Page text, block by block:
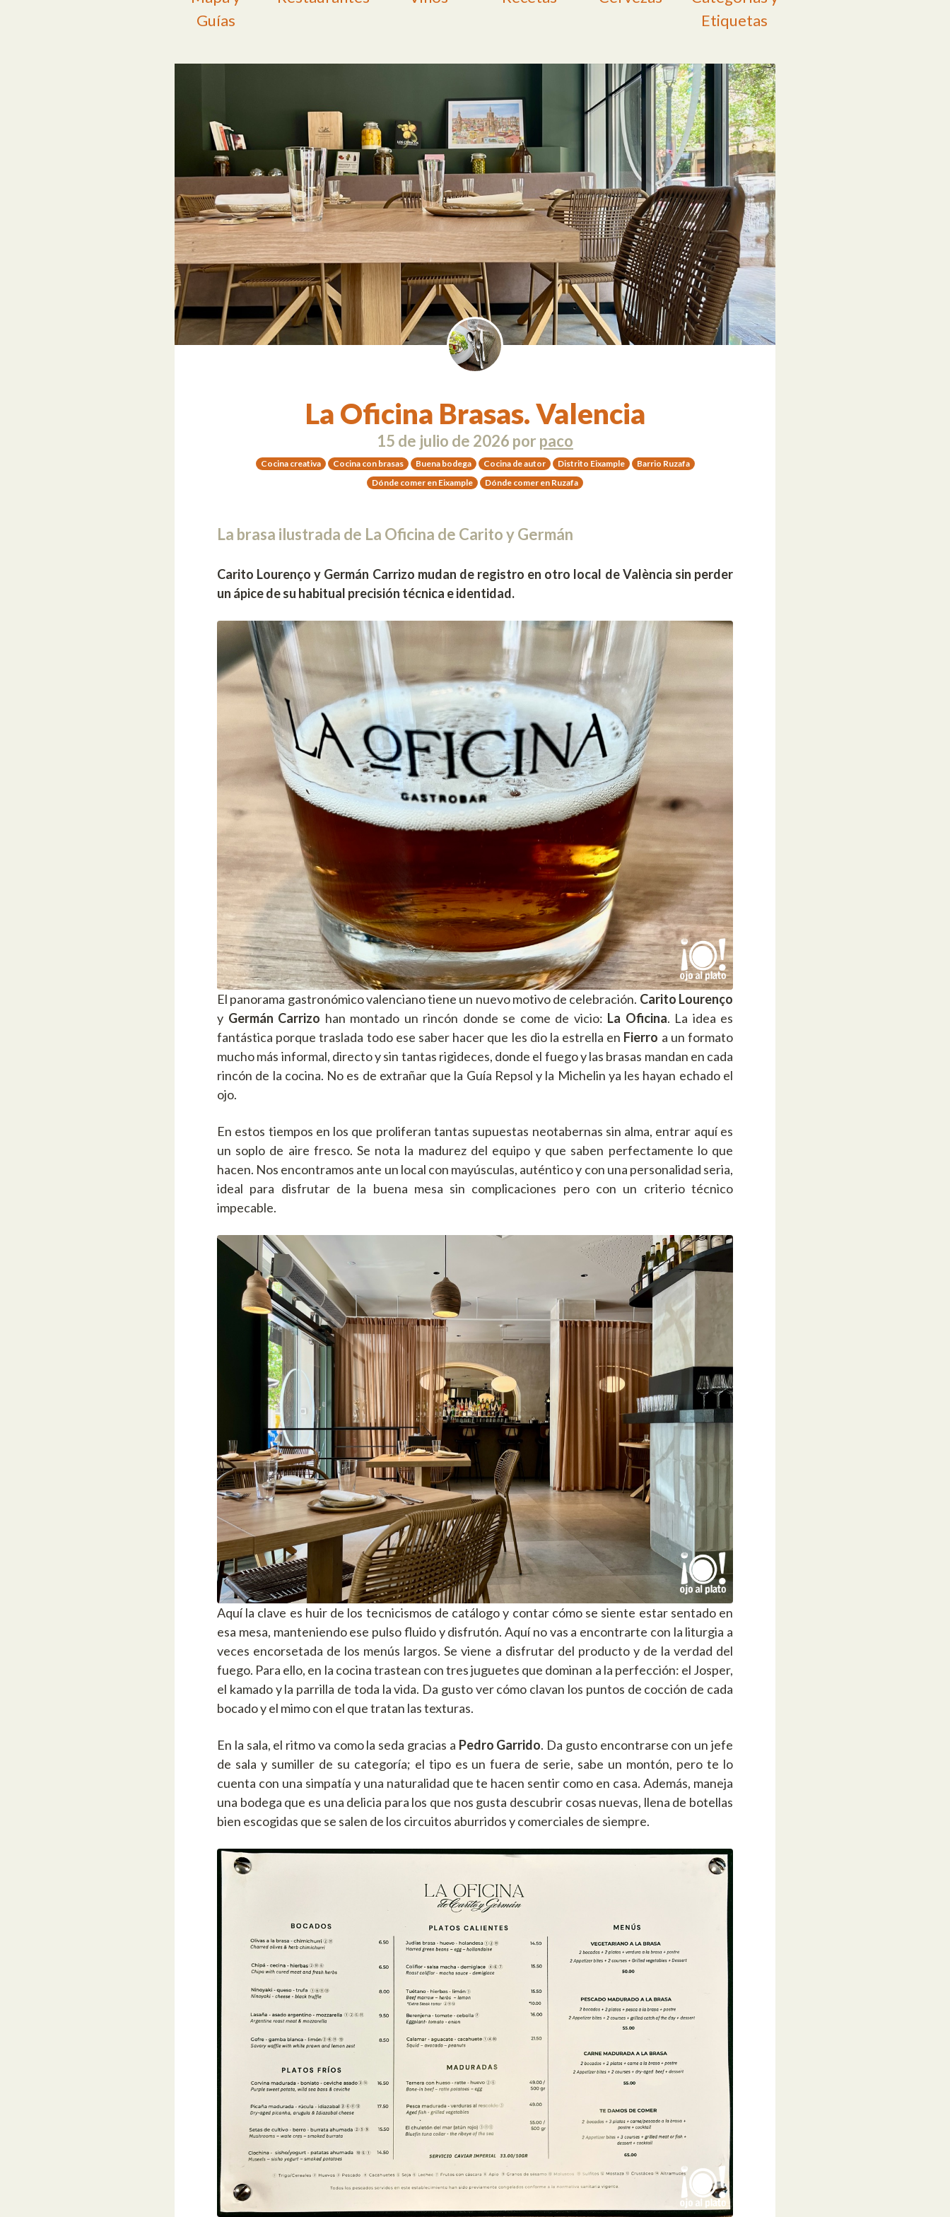
Guías
Etiquetas
La Oficina Brasas. Valencia
15 de julio de 2026 por paco
Cocina creativa Cocina con brasas Buena bodega Cocina de autor Distrito Eixample
Barrio Ruzafa
Dónde comer en Eixample
Dónde comer en Ruzafa
La brasa ilustrada de La Oficina de Carito y Germán
Carito Lourenço y Germán Carrizo mudan de registro en otro local de València sin perder
un ápice de su habitual precisión técnica e identidad.
El panorama gastronómico valenciano tiene un nuevo motivo de celebración. Carito Lourenço
y Germán Carrizo han montado un rincón donde se come de vicio: La Oficina. La idea es
fantástica porque traslada todo ese saber hacer que les dio la estrella en Fierro a un formato
mucho más informal, directo y sin tantas rigideces, donde el fuego y las brasas mandan en cada
rincón de la cocina. No es de extrañar que la Guía Repsol y la Michelin ya les hayan echado el
ojo.
En estos tiempos en los que proliferan tantas supuestas neotabernas sin alma, entrar aquí es
un soplo de aire fresco. Se nota la madurez del equipo y que saben perfectamente lo que
hacen. Nos encontramos ante un local con mayúsculas, auténtico y con una personalidad seria,
ideal para disfrutar de la buena mesa sin complicaciones pero con un criterio técnico
impecable.
Aquí la clave es huir de los tecnicismos de catálogo y contar cómo se siente estar sentado en
esa mesa, manteniendo ese pulso fluido y disfrutón. Aquí no vas a encontrarte con la liturgia a
veces encorsetada de los menús largos. Se viene a disfrutar del producto y de la verdad del
fuego. Para ello, en la cocina trastean con tres juguetes que dominan a la perfección: el Josper,
el kamado y la parrilla de toda la vida. Da gusto ver cómo clavan los puntos de cocción de cada
bocado y el mimo con el que tratan las texturas.
En la sala, el ritmo va como la seda gracias a Pedro Garrido. Da gusto encontrarse con un jefe
de sala y sumiller de su categoría; el tipo es un fuera de serie, sabe un montón, pero te lo
cuenta con una simpatía y una naturalidad que te hacen sentir como en casa. Además, maneja
una bodega que es una delicia para los que nos gusta descubrir cosas nuevas, llena de botellas
bien escogidas que se salen de los circuitos aburridos y comerciales de siempre.